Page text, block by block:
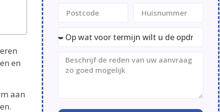
en
aan